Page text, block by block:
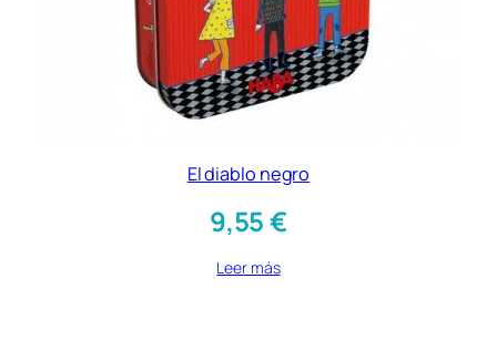
El diablo negro
9,55€
Leer más